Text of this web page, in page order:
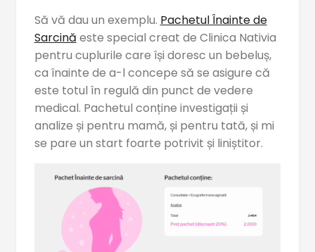
Să vă dau un exemplu. Pachetul Înainte de
Sarcină este special creat de Clinica Nativia
pentru cuplurile care își doresc un bebeluș,
ca înainte de a-l concepe să se asigure că
este totul în regulă din punct de vedere
medical. Pachetul conține investigații și
analize și pentru mamă, și pentru tată, și mi
se pare un start foarte potrivit și liniștitor.